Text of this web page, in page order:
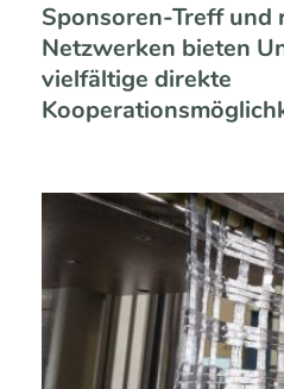
Sponsoren-Treff und
Netzwerken bieten
vielfältige direkte